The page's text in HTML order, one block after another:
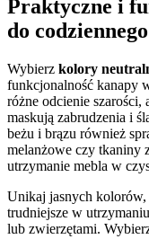
Praktyczne i
do
Wybierz kolory
funkcjonalność kanapy
różne odcienie szarości,
maskują zabrudzenia i
beżu i brązu również
melanżowe czy tkaniny
utrzymanie mebla w
Unikaj jasnych kolorów,
trudniejsze w
lub zwierzętami.